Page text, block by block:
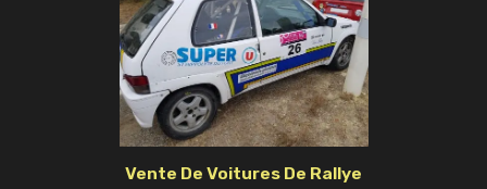
Vente De Voitures De Rallye